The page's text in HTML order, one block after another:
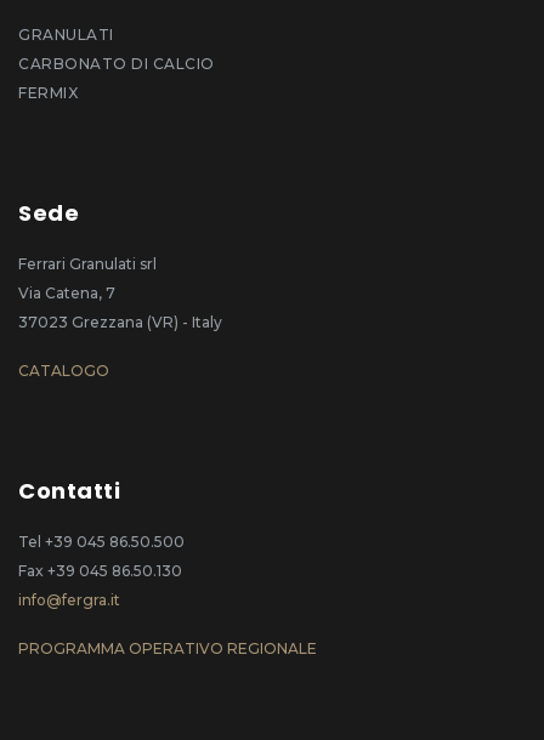
GRANULATI
CARBONATO DI CALCIO
FERMIX
Sede
Ferrari Granulati srl
Via Catena, 7
37023 Grezzana (VR) - Italy
CATALOGO
Contatti
Tel +39 045 86.50.500
Fax +39 045 86.50.130
info@fergra.it
PROGRAMMA OPERATIVO REGIONALE